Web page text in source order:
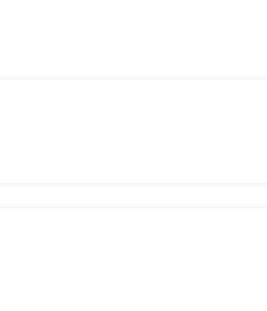
sans complications.
du marché.
des plateformes et des dApps.